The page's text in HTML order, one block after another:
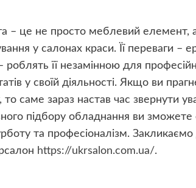
– це не просто меблевий елемент,
у салонах краси. Її переваги –
роблять її незамінною для
у своїй діяльності. Якщо ви
саме зараз настав час звернути
підбору обладнання ви
та професіоналізм. Закликаємо
https://ukrsalon.com.ua/.